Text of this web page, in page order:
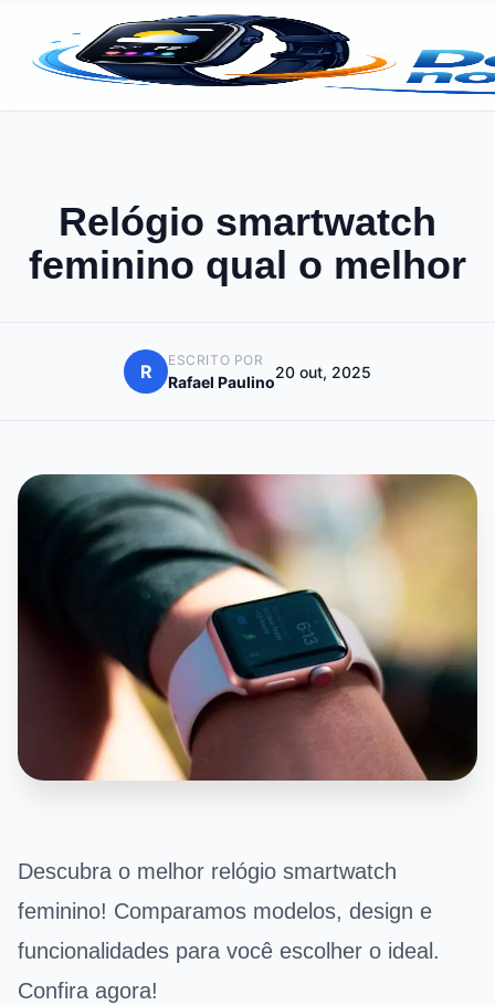
Relógio smartwatch
feminino qual o melhor
R
ESCRITO POR
Rafael Paulino
20 out, 2025
Descubra o melhor relógio smartwatch
feminino! Comparamos modelos, design e
funcionalidades para você escolher o ideal.
Confira agora!